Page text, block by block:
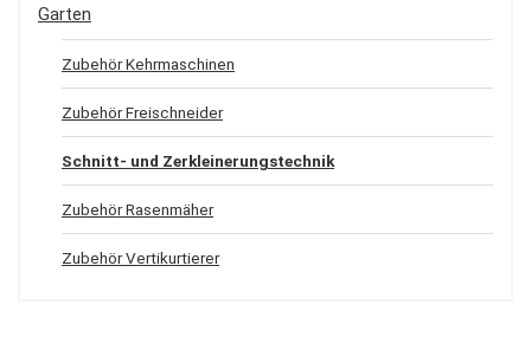
Garten
Zubehör Kehrmaschinen
Zubehör Freischneider
Schnitt- und Zerkleinerungstechnik
Zubehör Rasenmäher
Zubehör Vertikurtierer